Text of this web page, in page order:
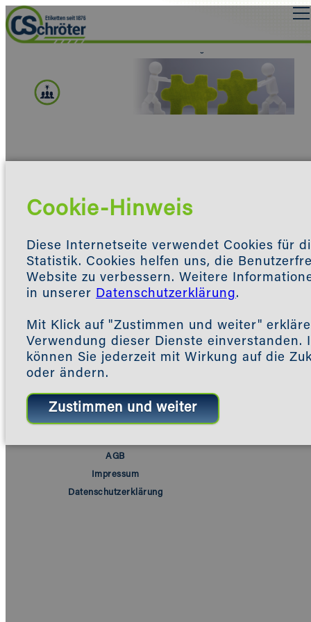
Cookie-Hinweis
Diese Internetseite verwendet Cookies für
Statistik. Cookies helfen uns, die
Website zu verbessern. Weitere
in unserer Datenschutzerklärung.
Mit Klick auf "Zustimmen und weiter"
Verwendung dieser Dienste einverstanden.
können Sie jederzeit mit Wirkung auf die
oder ändern.
AGB
Impressum
Datenschutzerklärung